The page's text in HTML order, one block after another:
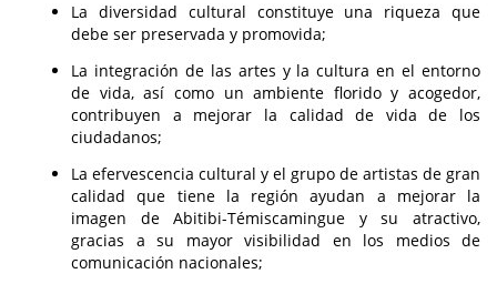
La diversidad cultural constituye una riqueza que
debe ser preservada y promovida;
La integración de las artes y la cultura en el entorno
de vida, así como un ambiente florido y acogedor,
contribuyen a mejorar la calidad de vida de los
ciudadanos;
La efervescencia cultural y el grupo de artistas de gran
calidad que tiene la región ayudan a mejorar la
imagen de Abitibi-Témiscamingue y su atractivo,
gracias a su mayor visibilidad en los medios de
comunicación nacionales;